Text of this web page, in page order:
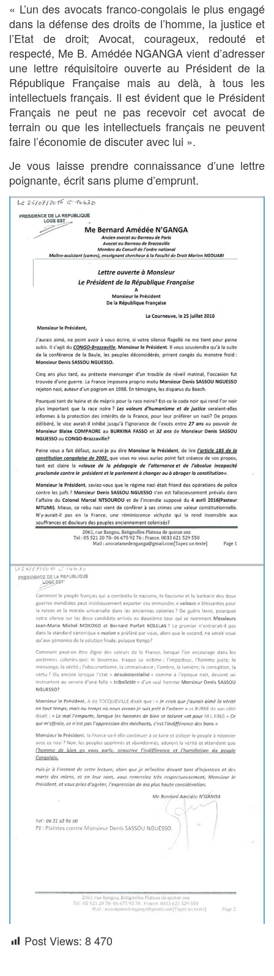
« L’un des avocats franco-congolais le plus engagé
dans la défense des droits de l’homme, la justice et
l’Etat de droit; Avocat, courageux, redouté et
respecté, Me B. Amédée NGANGA vient d’adresser
une lettre réquisitoire ouverte au Président de la
République Française mais au delà, à tous les
intellectuels français. Il est évident que le Président
Français ne peut ne pas recevoir cet avocat de
terrain ou que les intellectuels français ne peuvent
faire l’économie de discuter avec lui ».
Je vous laisse prendre connaissance d’une lettre
poignante, écrit sans plume d’emprunt.
Post Views: 8 470